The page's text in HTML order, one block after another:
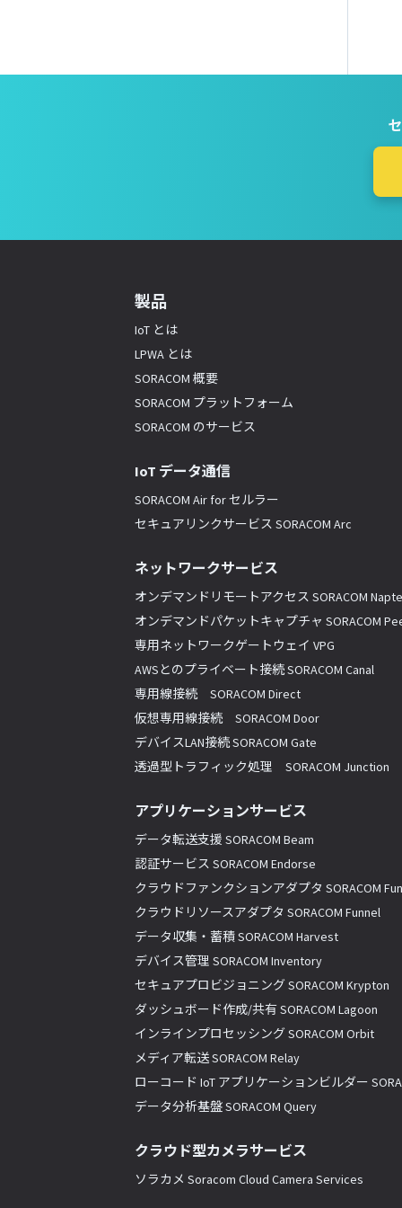
製品
IoT とは
LPWA とは
SORACOM 概要
SORACOM プラットフォーム
SORACOM のサービス
IoT データ通信
SORACOM Air for セルラー
セキュアリンクサービス SORACOM Arc
ネットワークサービス
オンデマンドリモートアクセス SORACOM
オンデマンドパケットキャプチャ SORACOM
専用ネットワークゲートウェイ VPG
AWSとのプライベート接続 SORACOM Canal
専用線接続 SORACOM Direct
仮想専用線接続 SORACOM Door
デバイスLAN接続 SORACOM Gate
透過型トラフィック処理 SORACOM Junction
アプリケーションサービス
データ転送支援 SORACOM Beam
認証サービス SORACOM Endorse
クラウドファンクションアダプタ SORACOM
クラウドリソースアダプタ SORACOM Funnel
データ収集・蓄積 SORACOM Harvest
デバイス管理 SORACOM Inventory
セキュアプロビジョニング SORACOM Krypton
ダッシュボード作成/共有 SORACOM Lagoon
インラインプロセッシング SORACOM Orbit
メディア転送 SORACOM Relay
ローコード IoT アプリケーションビルダー
データ分析基盤 SORACOM Query
クラウド型カメラサービス
ソラカメ Soracom Cloud Camera Services